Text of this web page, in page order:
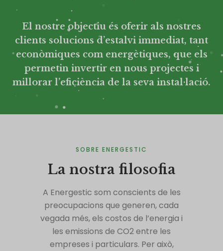
El nostre objectiu és oferir als nostres
clients solucions d’estalvi immediat, tant
econòmiques com energètiques, que els
permetin invertir en nous projectes i
millorar l’eficiència de la seva instal·lació.
SOBRE ENERGESTIC
La nostra filosofia
A Energestic som conscients de les
preocupacions que generen, cada
vegada més, els costos de l’energia i
les emissions de CO2 entre les
empreses i particulars. Per això,